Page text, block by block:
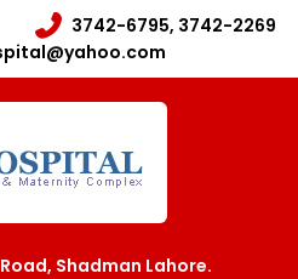
3742-6795, 3742-2269
Shadman Lahore.